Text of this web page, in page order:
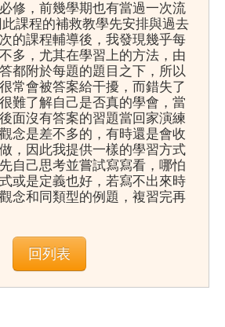
修，前幾學期也有當過一次流
課程的補救教學先安排與過去
的課程輔導後，我發現幾乎每
多，尤其在學習上的方法，由
都附於每題的題目之下，所以
常會被答案給干擾，而錯失了
難了解自己是否真的學會，當
面沒有答案的習題當回家演練
念是差不多的，有時還是會收
，因此我提供一樣的學習方式
自己思考並嘗試寫寫看，哪怕
或是定義也好，若寫不出來時
念和同類型的例題，複習完再
回列表